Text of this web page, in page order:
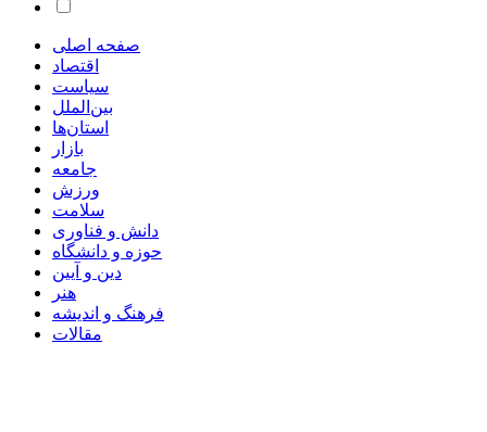
صفحه اصلی
اقتصاد
سیاست
بین‌الملل
استان‌ها
بازار
جامعه
ورزش
سلامت
دانش و فناوری
حوزه و دانشگاه
دین و آیین
هنر
فرهنگ و اندیشه
مقالات